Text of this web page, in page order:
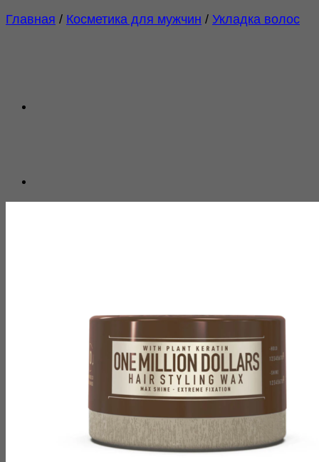
Главная / Косметика для мужчин / Укладка волос